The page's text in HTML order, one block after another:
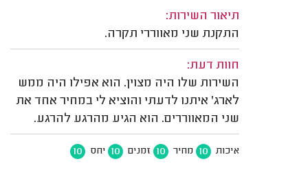
תיאור השירות:
התקנת שני מאווררי תקרה.
חוות דעת:
השירות שלו היה מצוין. הוא אפילו היה ממש
לארג' איתנו לדעתי והוציא לי במחיר אחד את
שני המאווררים. הוא הגיע מהרגע להרגע.
איכות 10 מחיר 10 זמנים 10 יחס 10